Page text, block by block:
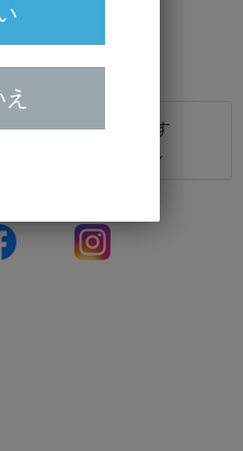
律で禁止されています
酒類を販売しません